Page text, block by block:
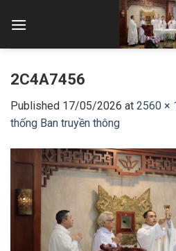
2C4A7456
Published 17/05/2026 at 2560 ×
thống Ban truyền thông